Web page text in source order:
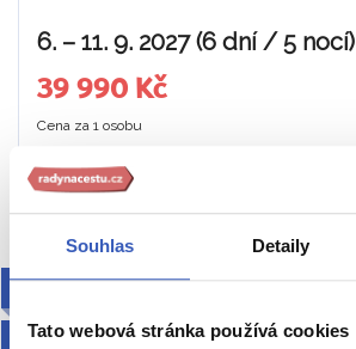
Souhlas Detaily
Tato webová stránka používá cookies
6. – 11. 9. 2027 (6 dní / 5 nocí)
39 990 Kč
Cena za 1 osobu
NOVINKA
ZA SPORTEM